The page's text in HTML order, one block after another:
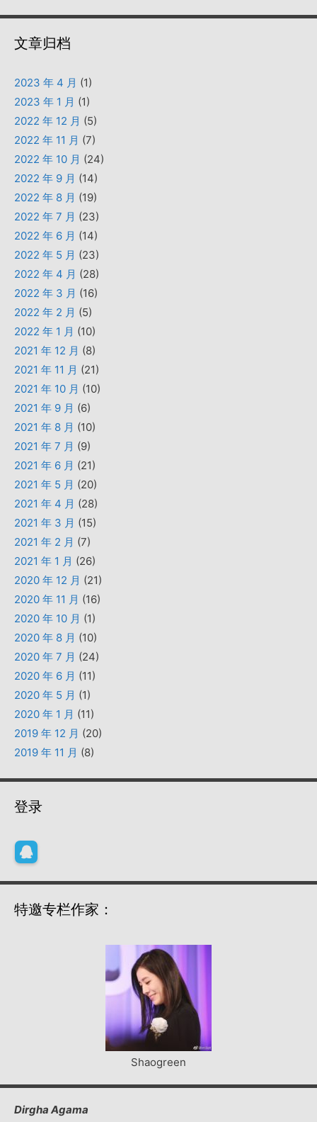
文章归档
2023 年 4 月 (1)
2023 年 1 月 (1)
2022 年 12 月 (5)
2022 年 11 月 (7)
2022 年 10 月 (24)
2022 年 9 月 (14)
2022 年 8 月 (19)
2022 年 7 月 (23)
2022 年 6 月 (14)
2022 年 5 月 (23)
2022 年 4 月 (28)
2022 年 3 月 (16)
2022 年 2 月 (5)
2022 年 1 月 (10)
2021 年 12 月 (8)
2021 年 11 月 (21)
2021 年 10 月 (10)
2021 年 9 月 (6)
2021 年 8 月 (10)
2021 年 7 月 (9)
2021 年 6 月 (21)
2021 年 5 月 (20)
2021 年 4 月 (28)
2021 年 3 月 (15)
2021 年 2 月 (7)
2021 年 1 月 (26)
2020 年 12 月 (21)
2020 年 11 月 (16)
2020 年 10 月 (1)
2020 年 8 月 (10)
2020 年 7 月 (24)
2020 年 6 月 (11)
2020 年 5 月 (1)
2020 年 1 月 (11)
2019 年 12 月 (20)
2019 年 11 月 (8)
登录
特邀专栏作家：
Shaogreen
Dirgha Agama